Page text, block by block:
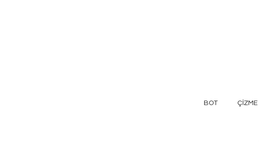
BOT ÇİZME